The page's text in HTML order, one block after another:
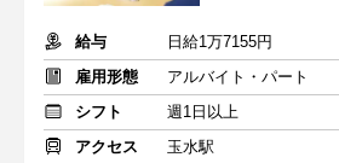
給与
日給1万7155円
雇用形態
アルバイト・パート
シフト
週1日以上
アクセス
玉水駅